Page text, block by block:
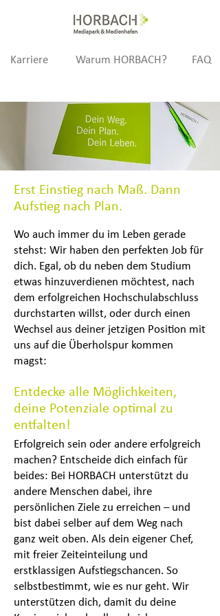
Karriere Warum HORBACH? FAQ
Erst Einstieg nach Maß. Dann
Aufstieg nach Plan.
Wo auch immer du im Leben gerade
stehst: Wir haben den perfekten Job für
dich. Egal, ob du neben dem Studium
etwas hinzuverdienen möchtest, nach
dem erfolgreichen Hochschulabschluss
durchstarten willst, oder durch einen
Wechsel aus deiner jetzigen Position mit
uns auf die Überholspur kommen
magst:
Entdecke alle Möglichkeiten,
deine Potenziale optimal zu
entfalten!
Erfolgreich sein oder andere erfolgreich
machen? Entscheide dich einfach für
beides: Bei HORBACH unterstützt du
andere Menschen dabei, ihre
persönlichen Ziele zu erreichen – und
bist dabei selber auf dem Weg nach
ganz weit oben. Als dein eigener Chef,
mit freier Zeiteinteilung und
erstklassigen Aufstiegschancen. So
selbstbestimmt, wie es nur geht. Wir
unterstützen dich, damit du deine